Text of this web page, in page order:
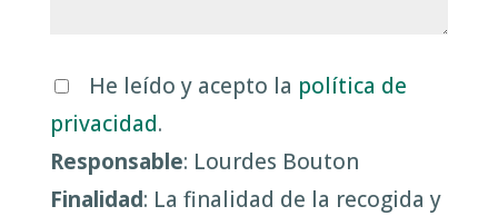
He leído y acepto la política de
privacidad.
Responsable: Lourdes Bouton
Finalidad: La finalidad de la recogida y